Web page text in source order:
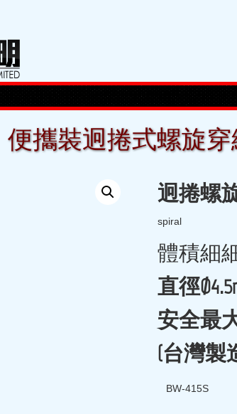
便攜裝迥捲式螺旋
迥捲螺
spiral
體積細
直徑Ø
安全最
(台灣製
BW-